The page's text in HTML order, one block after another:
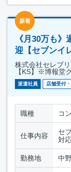
新着
《月30万も
迎【セブンイ
株式会社セレブ
【KS】※博報堂
派遣社員 店舗受付
職種 コ
仕事内容
セ
対
勤務地 中